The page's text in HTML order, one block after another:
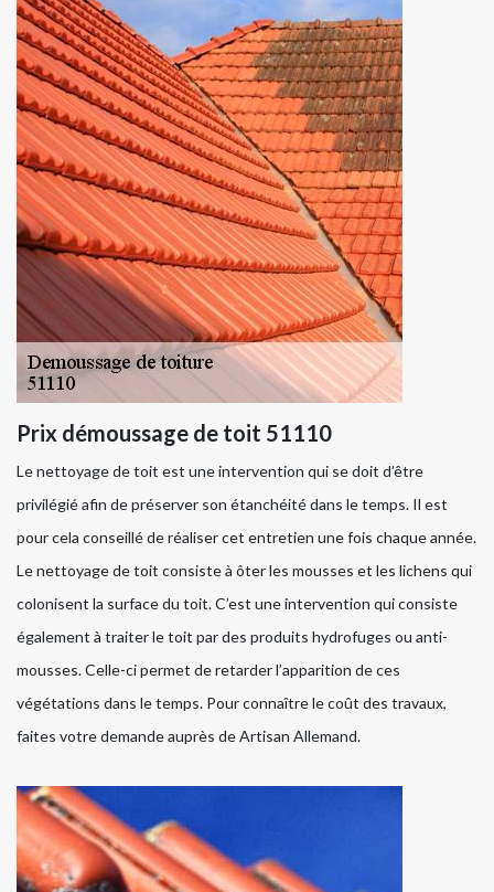
Prix démoussage de toit 51110
Le nettoyage de toit est une intervention qui se doit d’être
privilégié afin de préserver son étanchéité dans le temps. Il est
pour cela conseillé de réaliser cet entretien une fois chaque année.
Le nettoyage de toit consiste à ôter les mousses et les lichens qui
colonisent la surface du toit. C’est une intervention qui consiste
également à traiter le toit par des produits hydrofuges ou anti-
mousses. Celle-ci permet de retarder l’apparition de ces
végétations dans le temps. Pour connaître le coût des travaux,
faites votre demande auprès de Artisan Allemand.